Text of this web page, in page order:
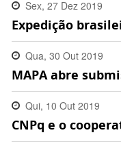
Sex, 27 Dez 2019
17:15:00 -0300
Expedição
Qua, 30 Out 2019
09:24:00 -0300
MAPA abre
Qui, 10 Out 2019
17:27:00 -0300
CNPq e o